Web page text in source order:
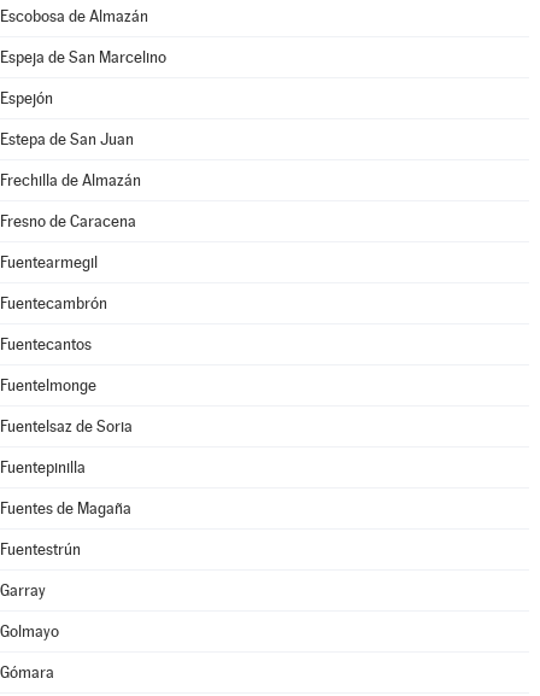
Escobosa de Almazán
Espeja de San Marcelino
Espejón
Estepa de San Juan
Frechilla de Almazán
Fresno de Caracena
Fuentearmegil
Fuentecambrón
Fuentecantos
Fuentelmonge
Fuentelsaz de Soria
Fuentepinilla
Fuentes de Magaña
Fuentestrún
Garray
Golmayo
Gómara